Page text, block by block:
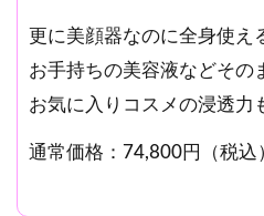
更に美顔器なのに全身使え
お手持ちの美容液などその
お気に入りコスメの浸透力
通常価格：74,800円（税込